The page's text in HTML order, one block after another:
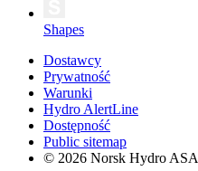
Shapes
Dostawcy
Prywatność
Warunki
Hydro AlertLine
Dostępność
Public sitemap
© 2026 Norsk Hydro ASA